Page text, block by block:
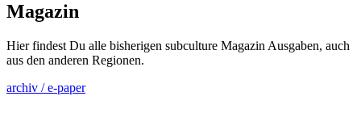
Magazin
Hier findest Du alle bisherigen subculture Magazin Ausgaben, auch
aus den anderen Regionen.
archiv / e-paper